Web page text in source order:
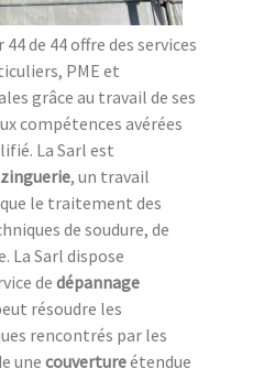
de 44 offre des services
PME et
grâce au travail de ses
compétences avérées
La Sarl est
zinguerie, un travail
le traitement des
de soudure, de
La Sarl dispose
de dépannage
résoudre les
rencontrés par les
une couvertureétendue